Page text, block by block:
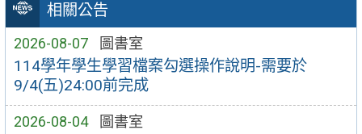
相關公告
2026-08-07 圖書室
114學年學生學習檔案勾選操作說明-需要於
9/4(五)24:00前完成
2026-08-04 圖書室